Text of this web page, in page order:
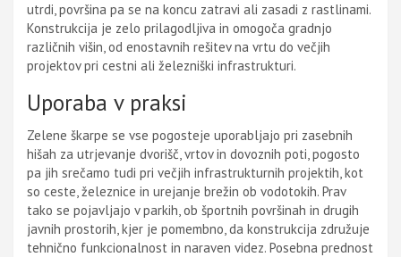
utrdi, površina pa se na koncu zatravi ali zasadi z rastlinami.
Konstrukcija je zelo prilagodljiva in omogoča gradnjo
različnih višin, od enostavnih rešitev na vrtu do večjih
projektov pri cestni ali železniški infrastrukturi.
Uporaba v praksi
Zelene škarpe se vse pogosteje uporabljajo pri zasebnih
hišah za utrjevanje dvorišč, vrtov in dovoznih poti, pogosto
pa jih srečamo tudi pri večjih infrastrukturnih projektih, kot
so ceste, železnice in urejanje brežin ob vodotokih. Prav
tako se pojavljajo v parkih, ob športnih površinah in drugih
javnih prostorih, kjer je pomembno, da konstrukcija združuje
tehnično funkcionalnost in naraven videz. Posebna prednost